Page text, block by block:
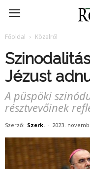
RomKat.ro
Főoldal Közelről
Jézust
A püspöki
résztvevőinek
Szerző: Szerk. - 2023.